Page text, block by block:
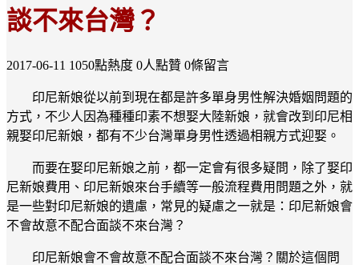
談不來台灣？
2017-06-11 1050點熱度 0人點贊 0條留言
印尼新娘從以前到現在都是許多單身男性解決婚姻問題的
方式，不少人因為種種印素不想娶大陸新娘，就會改到印尼相
親娶印尼新娘，都有不少台灣單身男性透過相親方式迎娶。
而要在娶印尼新娘之前，都一定會有很多疑問，除了娶印
尼新娘費用、印尼新娘來台手續等一般流程費用問題之外，就
是一些對印尼新娘的遺慮，常見的疑慮之一就是：印尼新娘會
不會故意不配合面談不來台灣？
印尼新娘會不會故意不配合面談不來台灣？關於這個問